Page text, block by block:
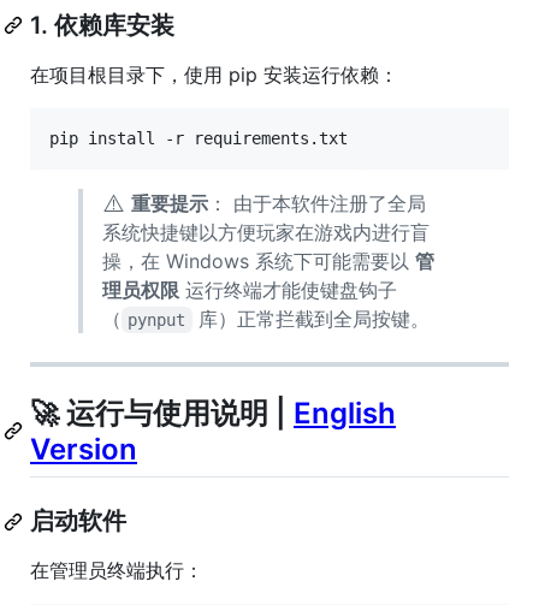
1. 依赖库安装
在项目根目录下，使用 pip 安装运行依赖：
pip install -r requirements.txt
⚠️ 重要提示 ： 由于本软件注册了全局
系统快捷键以方便玩家在游戏内进行盲
操，在 Windows 系统下可能需要以 管
理员权限 运行终端才能使键盘钩子
（ pynput 库）正常拦截到全局按键。
🚀 运行与使用说明 | English
Version
启动软件
在管理员终端执行：